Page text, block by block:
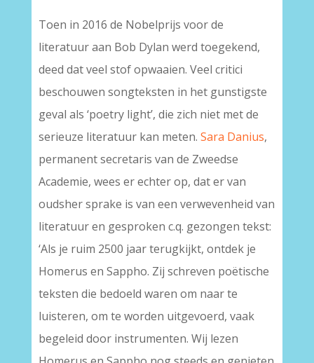
Toen in 2016 de Nobelprijs voor de
literatuur aan Bob Dylan werd toegekend,
deed dat veel stof opwaaien. Veel critici
beschouwen songteksten in het gunstigste
geval als ‘poetry light’, die zich niet met de
serieuze literatuur kan meten. Sara Danius,
permanent secretaris van de Zweedse
Academie, wees er echter op, dat er van
oudsher sprake is van een verwevenheid van
literatuur en gesproken c.q. gezongen tekst:
‘Als je ruim 2500 jaar terugkijkt, ontdek je
Homerus en Sappho. Zij schreven poëtische
teksten die bedoeld waren om naar te
luisteren, om te worden uitgevoerd, vaak
begeleid door instrumenten. Wij lezen